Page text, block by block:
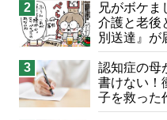
予防法
け方
2
兄がボケま
介護と老後
別送達』が
3
認知症の母
書けない！
子を救った
の言葉